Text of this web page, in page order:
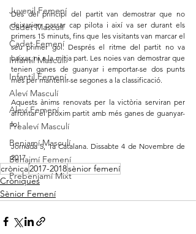
Juvenil Femení
Cadet Masculí
Cadet Femení
Infantil Masculí
Infantil Femení
Aleví Masculí
Aleví Femení
Prealeví Masculí
Benjamí Masculí
Benajmí Femení
Prebenjamí Mixt
Des del principi del partit van demostrar que no
deixarien passar cap pilota i així va ser durant els
primers 15 minuts, fins que les visitants van marcar el
seu primer gol. Després el ritme del partit no va
baixar, ni a la mitja part. Les noies van demostrar que
tenien ganes de guanyar i emportar-se dos punts
més per mantenir-se segones a la classificació.
Aquests ànims renovats per la victòria serviran per
afrontar el pròxim partit amb més ganes de guanyar-
lo!
Jornada 5, 1a Catalana. Dissabte 4 de Novembre de
2017
crònica2017-2018sènior femení
Cròniques
Sènior Femení